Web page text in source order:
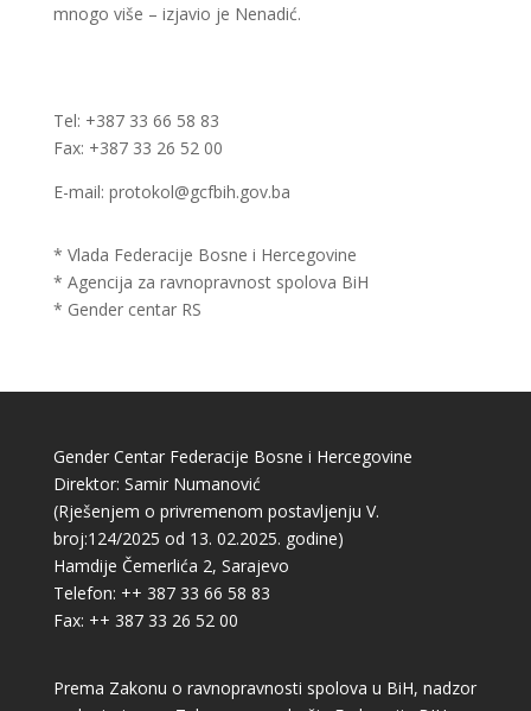
mnogo više – izjavio je Nenadić.
Tel: +387 33 66 58 83
Fax: +387 33 26 52 00
E-mail: protokol@gcfbih.gov.ba
* Vlada Federacije Bosne i Hercegovine
* Agencija za ravnopravnost spolova BiH
* Gender centar RS
Gender Centar Federacije Bosne i Hercegovine
Direktor: Samir Numanović
(Rješenjem o privremenom postavljenju V.
broj:124/2025 od 13. 02.2025. godine)
Hamdije Čemerlića 2, Sarajevo
Telefon: ++ 387 33 66 58 83
Fax: ++ 387 33 26 52 00
Prema Zakonu o ravnopravnosti spolova u BiH, nadzor